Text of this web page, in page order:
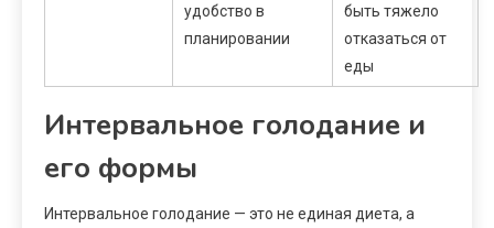
удобство в
планировании
быть тяжело
отказаться от
еды
Интервальное голодание и
его формы
Интервальное голодание — это не единая диета, а